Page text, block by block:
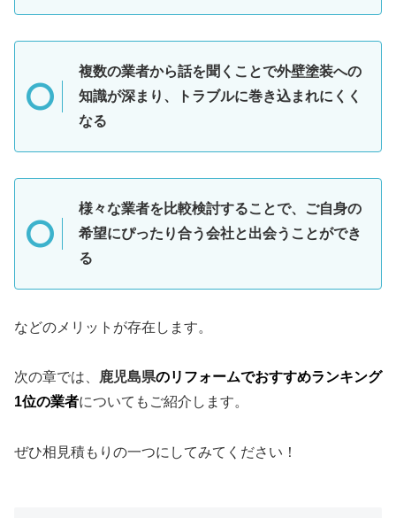
複数の業者から話を聞くことで外壁塗装への
知識が深まり、トラブルに巻き込まれにくく
なる
様々な業者を比較検討することで、ご自身の
希望にぴったり合う会社と出会うことができ
る
などのメリットが存在します。
次の章では、 鹿児島県のリフォームでおすすめランキング
1位の業者についてもご紹介します。
ぜひ相見積もりの一つにしてみてください！